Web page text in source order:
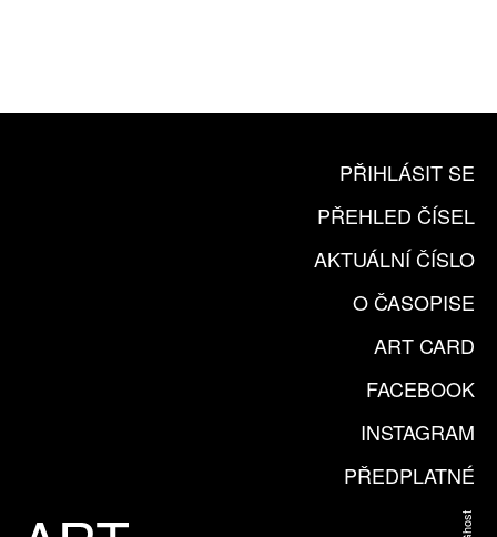
PŘIHLÁSIT SE
PŘEHLED ČÍSEL
AKTUÁLNÍ ČÍSLO
O ČASOPISE
ART CARD
FACEBOOK
INSTAGRAM
PŘEDPLATNÉ